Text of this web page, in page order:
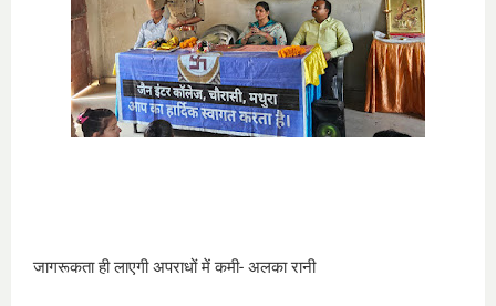
जागरूकता ही लाएगी अपराधों में कमी- अलका रानी